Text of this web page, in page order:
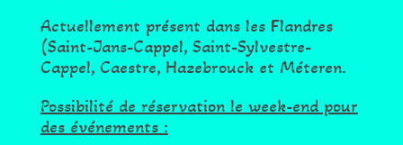
Actuellement présent dans les Flandres
(Saint-Jans-Cappel, Saint-Sylvestre-
Cappel, Caestre, Hazebrouck et Méteren.
Possibilité de réservation le week-end pour
des événements :